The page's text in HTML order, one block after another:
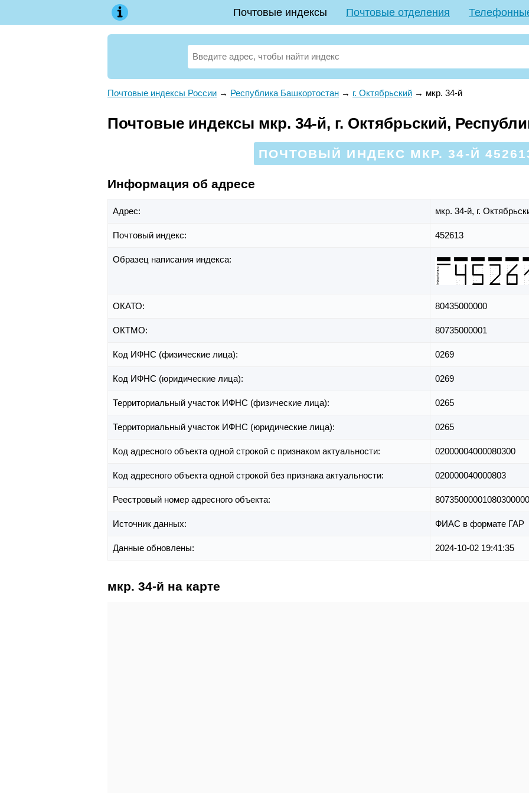
Почтовые индексы Почтовые отделения
Почтовые индексы России → Республика Башкортостан → г. Октябрьский → мкр. 34-й
Почтовые индексы мкр. 34-й, г. Октябрьский,
ПОЧТОВЫЙ ИНДЕКС МКР. 34-Й
Информация об адресе
Адрес: мкр. 34-й, г.
Почтовый индекс: 452613
Образец написания индекса:
ОКАТО: 80435000000
ОКТМО: 80735000001
Код ИФНС (физические лица): 0269
Код ИФНС (юридические лица): 0269
Территориальный участок ИФНС (физические лица): 0265
Территориальный участок ИФНС (юридические лица): 0265
Код адресного объекта одной строкой с признаком актуальности: 02000004000080300
Код адресного объекта одной строкой без признака актуальности: 020000040000803
Реестровый номер адресного объекта:
Источник данных: ФИАС в формате ГАР
Данные обновлены: 2024-10-02 19:41:35
мкр. 34-й на карте